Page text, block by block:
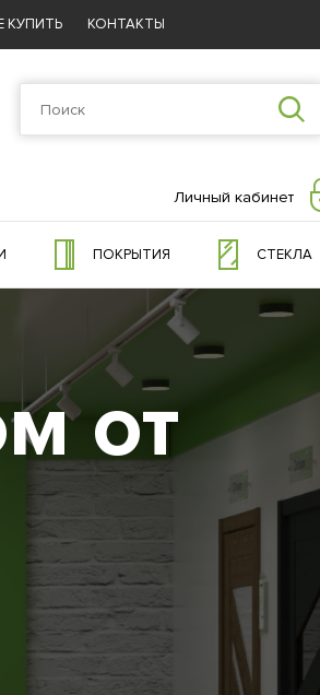
КУПИТЬ КОНТАКТЫ
Личный кабинет
ПОКРЫТИЯ СТЕКЛА
от